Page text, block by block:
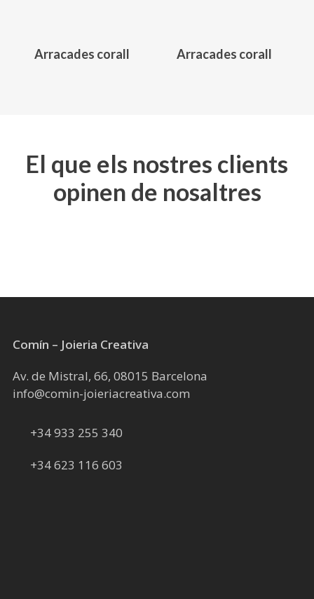
Arracades corall Arracades corall
El que els nostres clients
opinen de nosaltres
Comín – Joieria Creativa
Av. de Mistral, 66, 08015 Barcelona
info@comin-joieriacreativa.com
+34 933 255 340
+34 623 116 603